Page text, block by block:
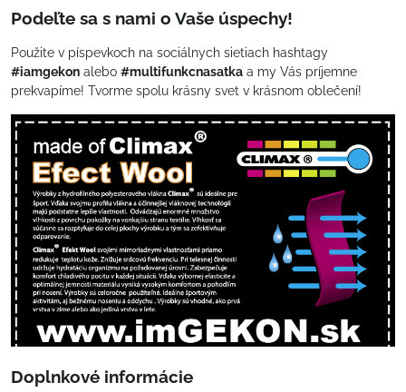
Podeľte sa s nami o Vaše úspechy!
Použite v píspevkoch na sociálnych sietiach hashtagy
#iamgekon alebo #multifunkcnasatka a my Vás príjemne
prekvapíme! Tvorme spolu krásny svet v krásnom oblečení!
Doplnkové informácie